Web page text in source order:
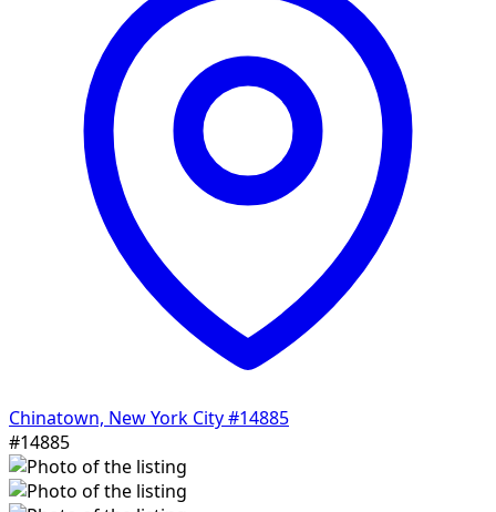
Chinatown, New York City#14885
#14885